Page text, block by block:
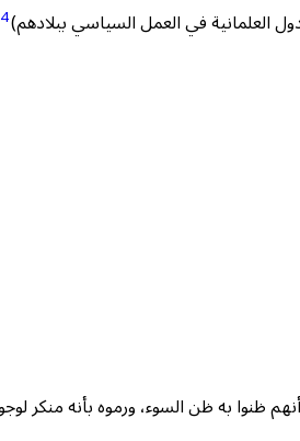
العلمانية في العمل السياسي ببلادهم)4
ظنوا به ظن السوء، ورموه بأنه منكر